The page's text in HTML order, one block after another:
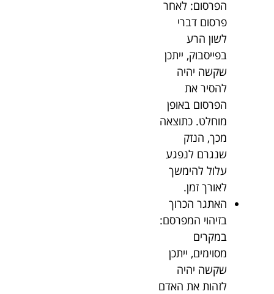
הפרסום: לאחר
פרסום דברי
לשון הרע
בפייסבוק, ייתכן
שקשה יהיה
להסיר את
הפרסום באופן
מוחלט. כתוצאה
מכך, הנזק
שנגרם לנפגע
עלול להימשך
לאורך זמן.
האתגר הכרוך
בזיהוי המפרסם:
במקרים
מסוימים, ייתכן
שקשה יהיה
לזהות את האדם